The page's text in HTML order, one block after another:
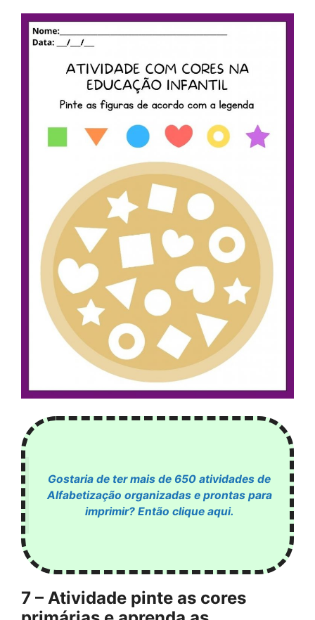
Gostaria de ter mais de 650 atividades de
Alfabetização organizadas e prontas para
imprimir? Então clique aqui.
7 – Atividade pinte as cores